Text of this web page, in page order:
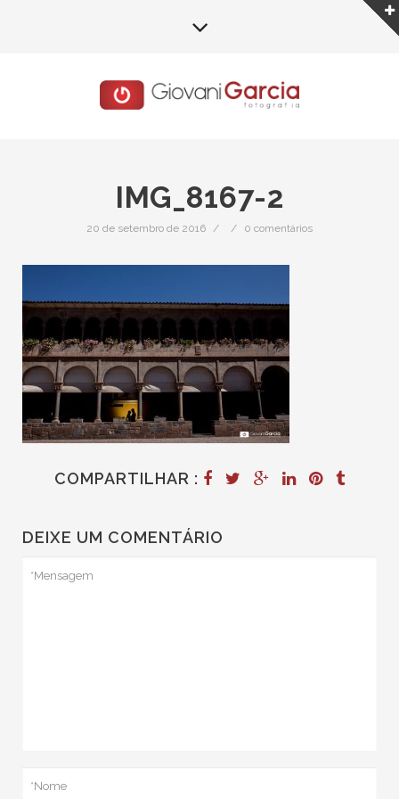
IMG_8167-2
20 de setembro de 2016 / / 0 comentários
COMPARTILHAR :
DEIXE UM COMENTÁRIO